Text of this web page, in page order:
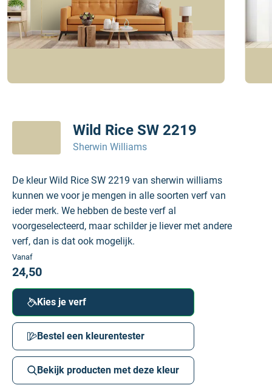
Wild Rice SW 2219
Sherwin Williams
De kleur Wild Rice SW 2219 van sherwin williams
kunnen we voor je mengen in alle soorten verf van
ieder merk. We hebben de beste verf al
voorgeselecteerd, maar schilder je liever met andere
verf, dan is dat ook mogelijk.
Vanaf
24,50
Kies je verf
Bestel een kleurentester
Bekijk producten met deze kleur